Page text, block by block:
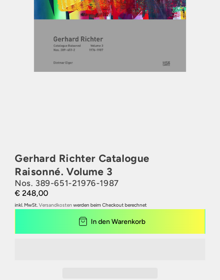
Gerhard Richter Catalogue
Raisonné. Volume 3
Nos. 389-651-21976-1987
€ 248,00
inkl. MwSt.Versandkosten werden beim Checkout berechnet
In den Warenkorb